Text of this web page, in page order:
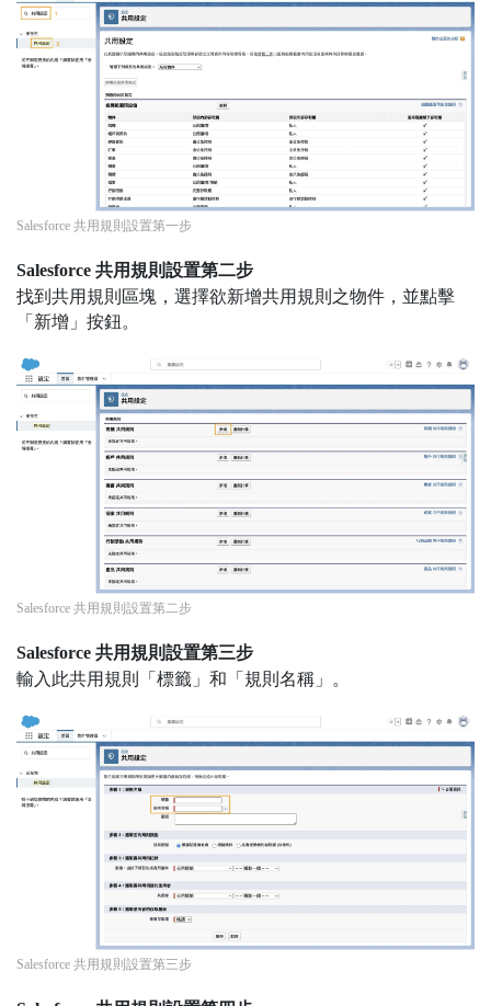
Salesforce 共用規則設置第一步
Salesforce 共用規則設置第二步
找到共用規則區塊，選擇欲新增共用規則之物件，並點擊
「新增」按鈕。
Salesforce 共用規則設置第二步
Salesforce 共用規則設置第三步
輸入此共用規則「標籤」和「規則名稱」。
Salesforce 共用規則設置第三步